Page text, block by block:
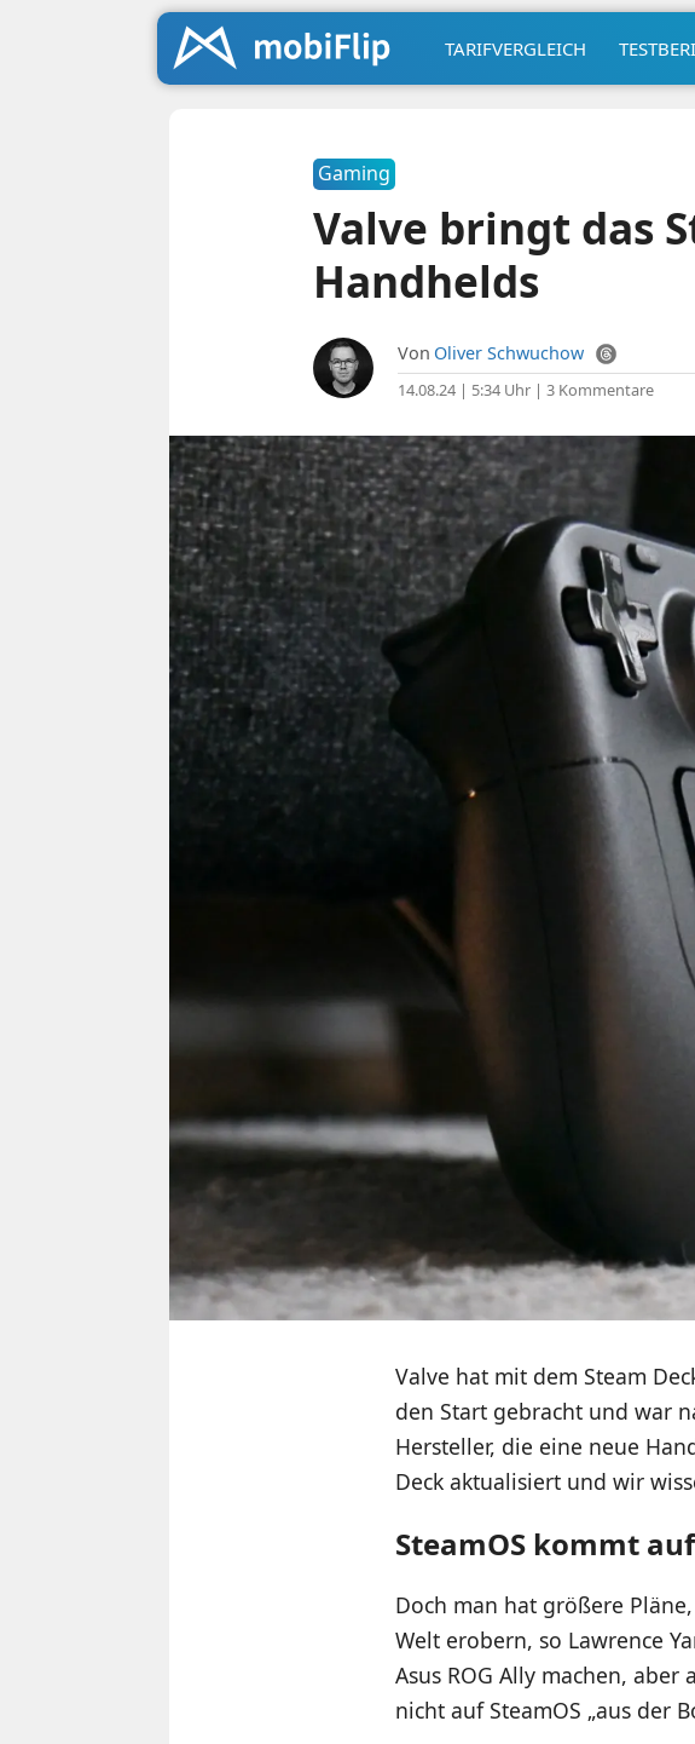
TARIFVERGLEICH
Gaming
Valve bringt das
Handhelds
Von Oliver Schwuchow
14.08.24 | 5:34 Uhr| 3 Kommentare
Valve hat mit dem Steam
den Start gebracht und war
Hersteller, die eine neue
Deck aktualisiert und wir
SteamOS kommt
Doch man hat größere
Welt erobern, so Lawrence
Asus ROG Ally machen,
nicht auf SteamOS „aus der